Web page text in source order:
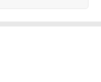
典:オリジナル巾着＋メー
と離】二振りの剣、十翼よ
タジオ描き下ろしイラスト
ray]